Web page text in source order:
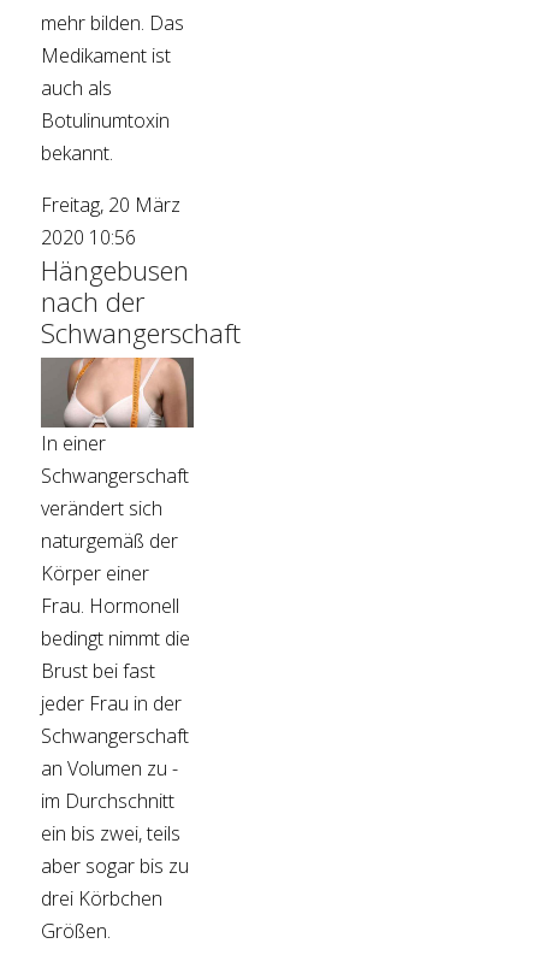
mehr bilden. Das
Medikament ist
auch als
Botulinumtoxin
bekannt.
Freitag, 20 März
2020 10:56
Hängebusen
nach der
Schwangerschaft
In einer
Schwangerschaft
verändert sich
naturgemäß der
Körper einer
Frau. Hormonell
bedingt nimmt die
Brust bei fast
jeder Frau in der
Schwangerschaft
an Volumen zu -
im Durchschnitt
ein bis zwei, teils
aber sogar bis zu
drei Körbchen
Größen.